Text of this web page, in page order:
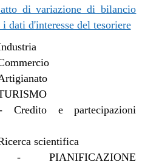
12/2021
10/2021
08/2021
04/2021
di variazione di bilancio
dati d'interesse del tesoriere
Credito e partecipazioni
scientifica
PIANIFICAZIONE